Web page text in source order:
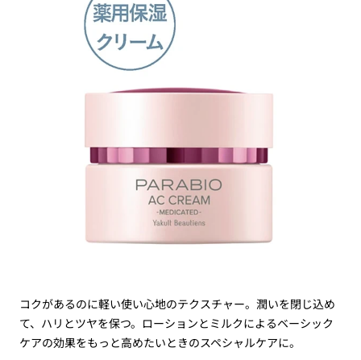
コクがあるのに軽い使い心地のテクスチャー。潤いを閉じ込め
て、ハリとツヤを保つ。ローションとミルクによるベーシック
ケアの効果をもっと高めたいときのスペシャルケアに。